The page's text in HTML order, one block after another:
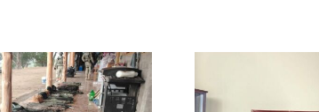
Impulsan en